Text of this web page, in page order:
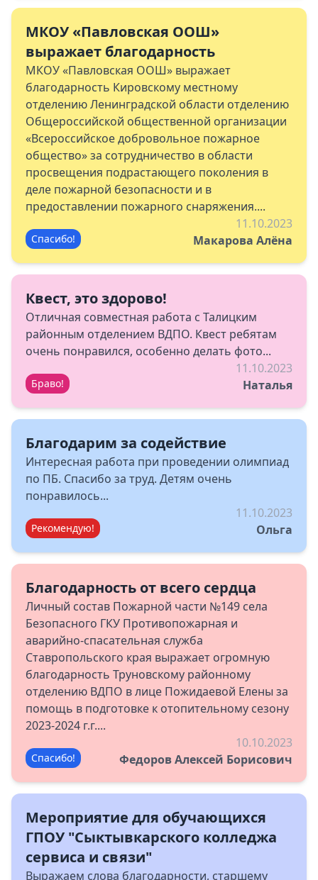
МКОУ «Павловская ООШ»
выражает благодарность
МКОУ «Павловская ООШ» выражает
благодарность Кировскому местному
отделению Ленинградской области отделению
Общероссийской общественной организации
«Всероссийское добровольное пожарное
общество» за сотрудничество в области
просвещения подрастающего поколения в
деле пожарной безопасности и в
предоставлении пожарного снаряжения....
Спасибо!
11.10.2023
Макарова Алёна
Квест, это здорово!
Отличная совместная работа с Талицким
районным отделением ВДПО. Квест ребятам
очень понравился, особенно делать фото...
Браво!
11.10.2023
Наталья
Благодарим за содействие
Интересная работа при проведении олимпиад
по ПБ. Спасибо за труд. Детям очень
понравилось...
Рекомендую!
11.10.2023
Ольга
Благодарность от всего сердца
Личный состав Пожарной части №149 села
Безопасного ГКУ Противопожарная и
аварийно-спасательная служба
Ставропольского края выражает огромную
благодарность Труновскому районному
отделению ВДПО в лице Пожидаевой Елены за
помощь в подготовке к отопительному сезону
2023-2024 г.г....
Спасибо!
10.10.2023
Федоров Алексей Борисович
Мероприятие для обучающихся
ГПОУ "Сыктывкарского колледжа
сервиса и связи"
Выражаем слова благодарности, старшему